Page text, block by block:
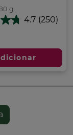
g
4.7 (250)